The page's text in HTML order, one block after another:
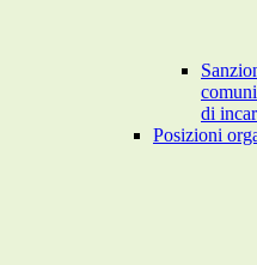
di
Posizioni